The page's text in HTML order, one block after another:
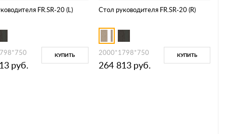
FR.SR-20 (L)
руб.
КУПИТЬ
Стол руководителя FR.SR-20 (R)
2000*1798*750
264 813 руб.
КУПИТЬ